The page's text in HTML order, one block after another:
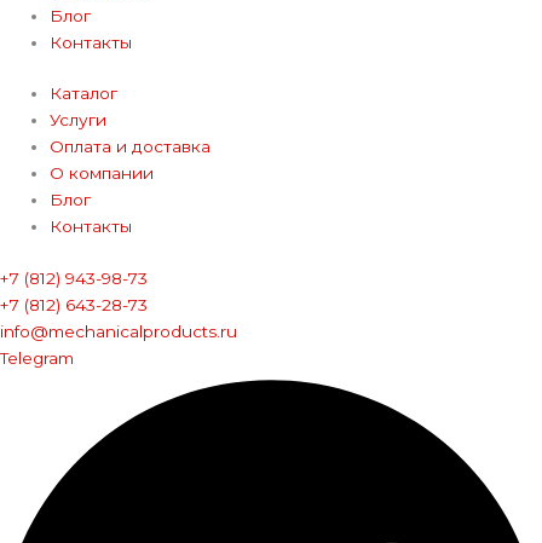
Блог
Контакты
Каталог
Услуги
Оплата и доставка
О компании
Блог
Контакты
+7 (812) 943-98-73
+7 (812) 643-28-73
info@mechanicalproducts.ru
Telegram